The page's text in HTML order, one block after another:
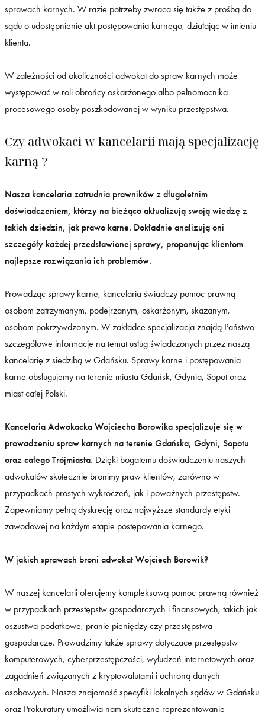
sprawach karnych. W razie potrzeby zwraca się także z prośbą do
sądu o udostępnienie akt postępowania karnego, działając w imieniu
klienta.
W zależności od okoliczności adwokat do spraw karnych może
występować w roli obrońcy oskarżonego albo pełnomocnika
procesowego osoby poszkodowanej w wyniku przestępstwa.
Czy adwokaci w kancelarii mają specjalizację
karną ?
Nasza kancelaria zatrudnia prawników z długoletnim
doświadczeniem, którzy na bieżąco aktualizują swoją wiedzę z
takich dziedzin, jak prawo karne. Dokładnie analizują oni
szczegóły każdej przedstawionej sprawy, proponując klientom
najlepsze rozwiązania ich problemów.
Prowadząc sprawy karne, kancelaria świadczy pomoc prawną
osobom zatrzymanym, podejrzanym, oskarżonym, skazanym,
osobom pokrzywdzonym. W zakładce specjalizacja znajdą Państwo
szczegółowe informacje na temat usług świadczonych przez naszą
kancelarię z siedzibą w Gdańsku. Sprawy karne i postępowania
karne obsługujemy na terenie miasta Gdańsk, Gdynia, Sopot oraz
miast całej Polski.
Kancelaria Adwokacka Wojciecha Borowika specjalizuje się w
prowadzeniu spraw karnych na terenie Gdańska, Gdyni, Sopotu
oraz całego Trójmiasta. Dzięki bogatemu doświadczeniu naszych
adwokatów skutecznie bronimy praw klientów, zarówno w
przypadkach prostych wykroczeń, jak i poważnych przestępstw.
Zapewniamy pełną dyskrecję oraz najwyższe standardy etyki
zawodowej na każdym etapie postępowania karnego.
W jakich sprawach broni adwokat Wojciech Borowik?
W naszej kancelarii oferujemy kompleksową pomoc prawną również
w przypadkach przestępstw gospodarczych i finansowych, takich jak
oszustwa podatkowe, pranie pieniędzy czy przestępstwa
gospodarcze. Prowadzimy także sprawy dotyczące przestępstw
komputerowych, cyberprzestępczości, wyłudzeń internetowych oraz
zagadnień związanych z kryptowalutami i ochroną danych
osobowych. Nasza znajomość specyfiki lokalnych sądów w Gdańsku
oraz Prokuratury umożliwia nam skuteczne reprezentowanie